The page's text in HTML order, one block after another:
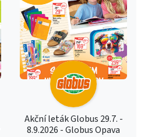
Akční leták Globus 29.7. -
8.9.2026 - Globus Opava